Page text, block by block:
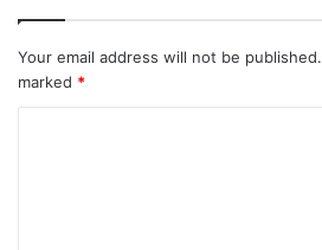
Your email address will not be published.
marked *